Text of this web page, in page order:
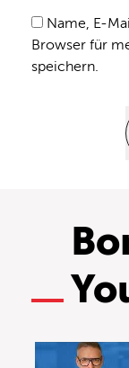
Name, E-
Browser für
speichern.